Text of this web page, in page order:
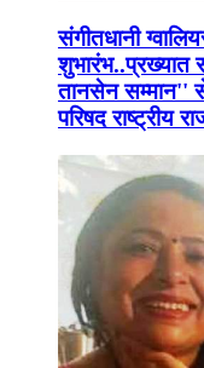
संगीतधानी
शुभारंभ..प्रख्यात
तानसेन सम्मान''
परिषद राष्ट्रीय